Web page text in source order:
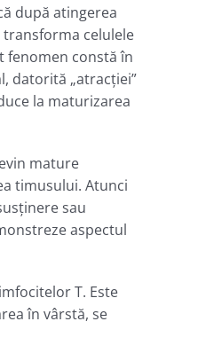
după atingerea
transforma celulele
fenomen constă în
datorită „atracţiei”
la maturizarea
mature
timusului. Atunci
sau
aspectul
T. Este
în vârstă, se